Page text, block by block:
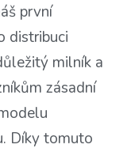
první
distribuci
milník a
zásadní
Díky tomuto